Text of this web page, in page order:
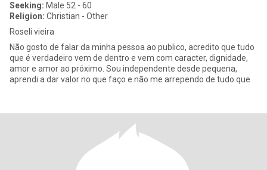
Seeking: Male 52 - 60
Religion: Christian - Other
Roseli vieira
Não gosto de falar da minha pessoa ao publico, acredito que tudo
que é verdadeiro vem de dentro e vem com caracter, dignidade,
amor e amor ao próximo. Sou independente desde pequena,
aprendi a dar valor no que faço e não me arrependo de tudo que